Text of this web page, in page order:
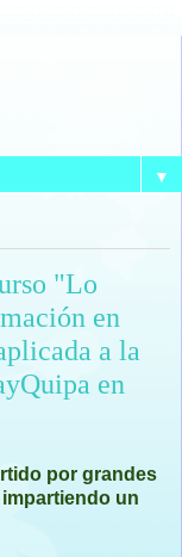
▼
"Lo
en
a la
en
por grandes
un